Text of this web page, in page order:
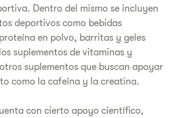
Dentro del mismo se incluyen
deportivos como bebidas
en polvo, barritas y geles
suplementos de vitaminas y
suplementos que buscan apoyar
como la cafeína y la creatina.
con cierto apoyo científico,